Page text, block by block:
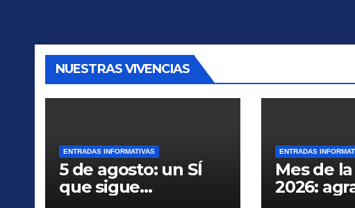
NUESTRAS VIVENCIAS
ENTRADAS INFORMATIVAS
5 de agosto: un SÍ
que sigue
ENTRADAS
Mes de
2026: